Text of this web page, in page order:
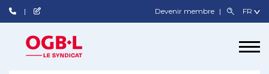
Devenir membre